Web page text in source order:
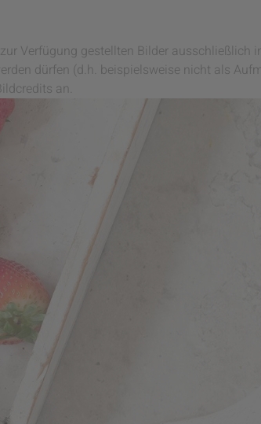
Verfügung gestellten Bilder
dürfen (d.h. beispielsweise nicht als
an.